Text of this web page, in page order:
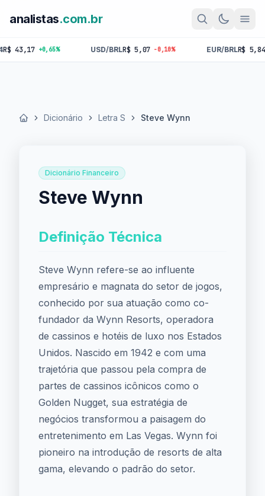
analistas.com.br
+0,65% USD/BRLR$ 5,07 -0,10% EUR/BRLR$ 5,84 -
Início Dicionário Letra S Steve Wynn
Dicionário Financeiro
Steve Wynn
Definição Técnica
Steve Wynn refere-se ao influente
empresário e magnata do setor de jogos,
conhecido por sua atuação como co-
fundador da Wynn Resorts, operadora
de cassinos e hotéis de luxo nos Estados
Unidos. Nascido em 1942 e com uma
trajetória que passou pela compra de
partes de cassinos icônicos como o
Golden Nugget, sua estratégia de
negócios transformou a paisagem do
entretenimento em Las Vegas. Wynn foi
pioneiro na introdução de resorts de alta
gama, elevando o padrão do setor.